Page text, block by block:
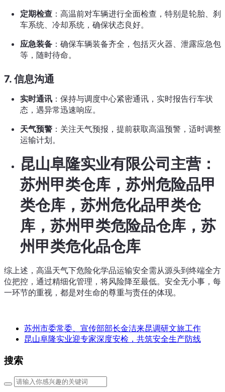
定期检查 ：高温前对车辆进行全面检查，特别是轮胎、刹
车系统、冷却系统，确保状态良好。
应急装备 ：确保车辆装备齐全，包括灭火器、泄露应急包
等，随时待命。
7. 信息沟通
实时通讯 ：保持与调度中心紧密通讯，实时报告行车状
态，遇异常迅速响应。
天气预警 ：关注天气预报，提前获取高温预警，适时调整
运输计划。
昆山阜隆实业有限公司主营：
苏州甲类仓库，苏州危险品甲
类仓库，苏州危化品甲类仓
库，苏州甲类危险品仓库，苏
州甲类危化品仓库
综上述，高温天气下危险化学品运输安全需从源头到终端全方
位把控，通过精细化管理，将风险降至最低。安全无小事，每
一环节的重视，都是对生命的尊重与责任的体现。
苏州市委常委、宣传部部长金洁来昆调研文旅工作
昆山阜隆实业迎专家深度安检，共筑安全生产防线
搜索